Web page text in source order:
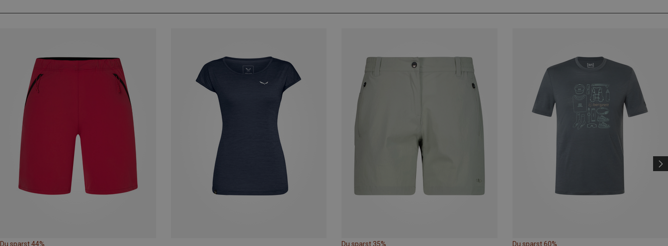
Du sparst 44% Du sparst 35% Du sparst 60%